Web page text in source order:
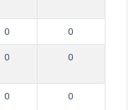
0 0
0 0
0 0